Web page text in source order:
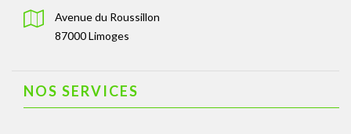
Avenue du Roussillon
87000 Limoges
NOS SERVICES